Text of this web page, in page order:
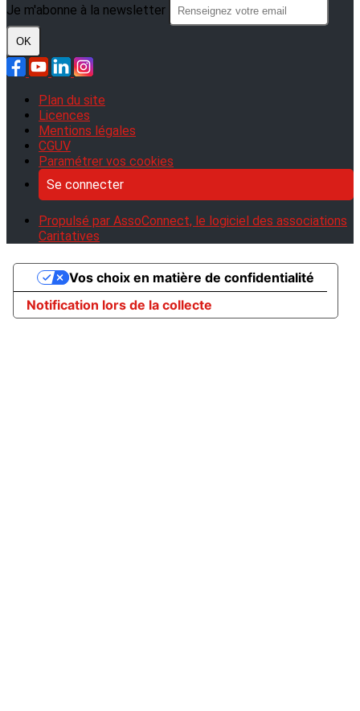
Je m'abonne à la newsletter
OK
Plan du site
Licences
Mentions légales
CGUV
Paramétrer vos cookies
Se connecter
Propulsé par AssoConnect, le logiciel des associations
Caritatives
Notification lors de la collecte
Vos choix en matière de confidentialité